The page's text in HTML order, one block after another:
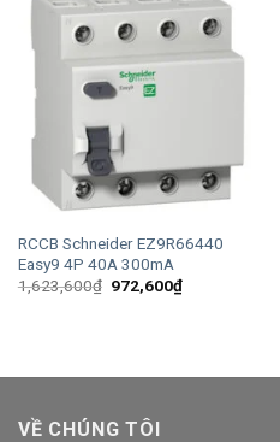
RCCB Schneider EZ9R66440
Easy9 4P 40A 300mA
1,623,600₫ Giá
972,600₫Giá
hiện
VỀ CHÚNG TÔI